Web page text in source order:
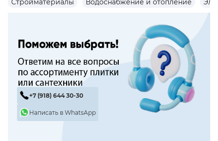
Стройматериалы Водоснабжение и отопление
+7 (918) 644 30-30
Написать в WhatsApp